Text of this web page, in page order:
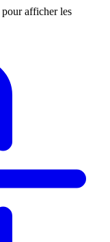
pour afficher les